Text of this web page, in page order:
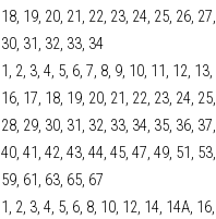
18, 19, 20, 21, 22, 23, 24, 25, 26,
30, 31, 32, 33, 34
1, 2, 3, 4, 5, 6, 7, 8, 9, 10, 11, 12,
16, 17, 18, 19, 20, 21, 22, 23, 24,
28, 29, 30, 31, 32, 33, 34, 35, 36,
40, 41, 42, 43, 44, 45, 47, 49, 51,
59, 61, 63, 65, 67
1, 2, 3, 4, 5, 6, 8, 10, 12, 14, 14А,